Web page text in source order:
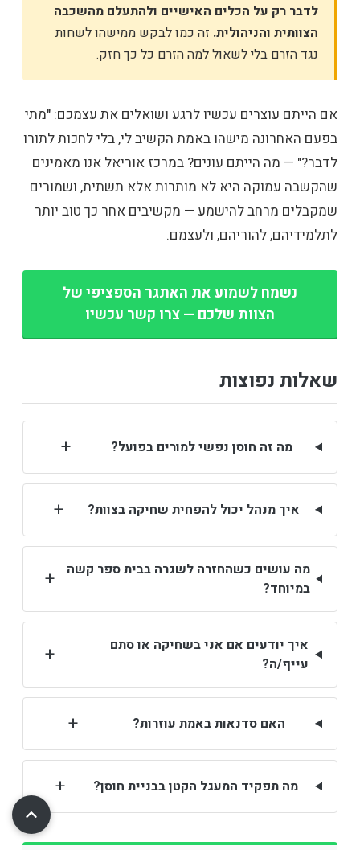
לדבר רק על הכלים האישיים ולהתעלם מהשכבה
הצוותית והניהולית. זה כמו לבקש ממישהו לשחות
נגד הזרם בלי לשאול למה הזרם כל כך חזק.
אם הייתם עוצרים עכשיו לרגע ושואלים את עצמכם: "מתי
בפעם האחרונה מישהו באמת הקשיב לי, בלי לחכות לתורו
לדבר?" — מה הייתם עונים? במרכז אוריאל אנו מאמינים
שהקשבה עמוקה היא לא מותרות אלא תשתית, ושמורים
שמקבלים מרחב להישמע — מקשיבים אחר כך טוב יותר
לתלמידיהם, להוריהם, ולעצמם.
נשמח לשמוע את האתגר הספציפי של
הצוות שלכם — צרו קשר עכשיו
שאלות נפוצות
מה זה חוסן נפשי למורים בפועל? +
איך מנהל יכול להפחית שחיקה בצוות? +
מה עושים כשהחזרה לשגרה בבית ספר קשה
במיוחד?
+
איך יודעים אם אני בשחיקה או סתם
עייף/ה?
+
האם סדנאות באמת עוזרות? +
מה תפקיד המעגל הקטן בבניית חוסן? +